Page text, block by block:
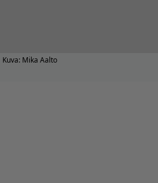
Kuva: Mika Aalto